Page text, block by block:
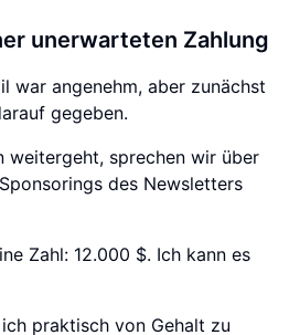
unerwarteten Zahlung
war angenehm, aber zunächst
gegeben.
weitergeht, sprechen wir über
des Newsletters
Zahl: 12.000 $. Ich kann es
praktisch von Gehalt zu